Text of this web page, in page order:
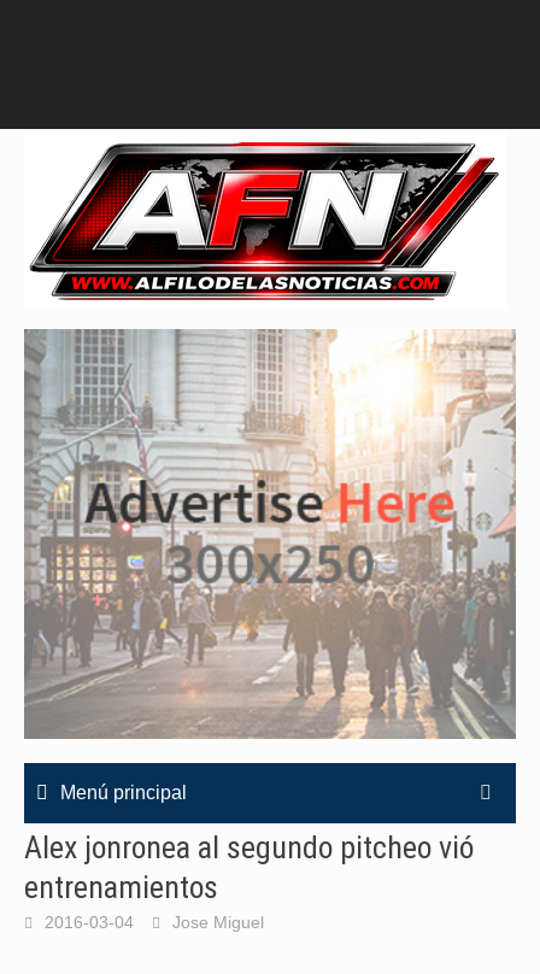
Menú principal
Alex jonronea al segundo pitcheo vió
entrenamientos
2016-03-04 Jose Miguel